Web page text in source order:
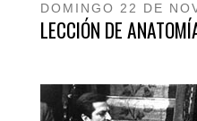
DOMINGO 22 DE
LECCIÓN DE